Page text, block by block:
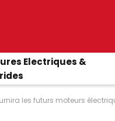
Electriques &
les futurs moteurs